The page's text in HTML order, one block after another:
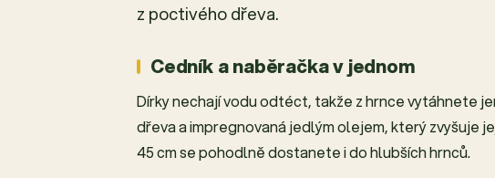
z poctivého dřeva.
Cedník a naběračka v jednom
Dírky nechají vodu odtéct, takže z hrnce vytáhnete
dřeva a impregnovaná jedlým olejem, který zvyšuje
45 cm se pohodlně dostanete i do hlubších hrnců.